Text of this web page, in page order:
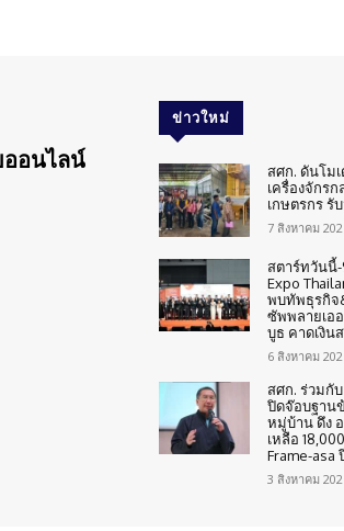
อนไลน์
ข่าวใหม่
สศก. ดันโม
เครื่องจักร
เกษตรกร รั
7 สิงหาคม
สตาร์ทวันนี้-
Expo
พบทัพธุรกิจ
ซัพพลายเอ
บูธ คาดเงิน
6 สิงหาคม
สศก. ร่วมกั
ปิดจ๊อบฐาน
หมู่บ้าน ดึง
เหลือ
Frame-asa
3 สิงหาคม